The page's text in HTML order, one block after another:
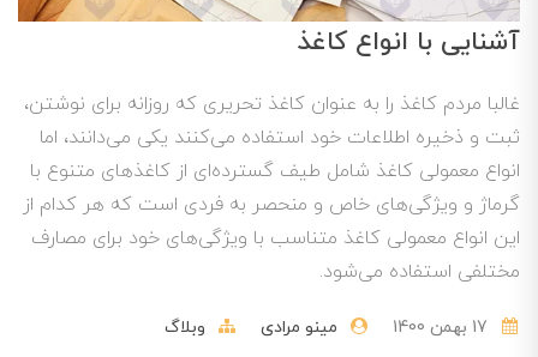
آشنایی با انواع کاغذ
غالبا مردم کاغذ را به عنوان کاغذ تحریری که روزانه برای نوشتن،
ثبت و ذخیره اطلاعات خود استفاده می‌کنند یکی می‌دانند، اما
انواع معمولی کاغذ شامل طیف گسترده‌ای از کاغذهای متنوع با
گرماژ و ویژگی‌های خاص و منحصر به فردی است که هر کدام از
این انواع معمولی کاغذ متناسب با ویژگی‌های خود برای مصارف
مختلفی استفاده می‌شود.‌
مینو مرادی وبلاگ